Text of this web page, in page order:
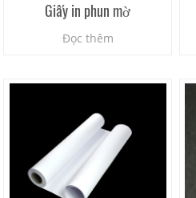
Giấy in phun mờ
Đọc thêm